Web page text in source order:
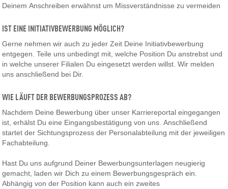
Deinem Anschreiben erwähnst um Missverständnisse zu vermeiden
IST EINE INITIATIVBEWERBUNG MÖGLICH?
Gerne nehmen wir auch zu jeder Zeit Deine Initiativbewerbung
entgegen. Teile uns unbedingt mit, welche Position Du anstrebst und
in welche unserer Filialen Du eingesetzt werden willst. Wir melden
uns anschließend bei Dir.
WIE LÄUFT DER BEWERBUNGSPROZESS AB?
Nachdem Deine Bewerbung über unser Karriereportal eingegangen
ist, erhälst Du eine Eingangsbestätigung von uns. Anschließend
startet der Sichtungsprozess der Personalabteilung mit der jeweiligen
Fachabteilung.
Hast Du uns aufgrund Deiner Bewerbungsunterlagen neugierig
gemacht, laden wir Dich zu einem Bewerbungsgespräch ein.
Abhängig von der Position kann auch ein zweites